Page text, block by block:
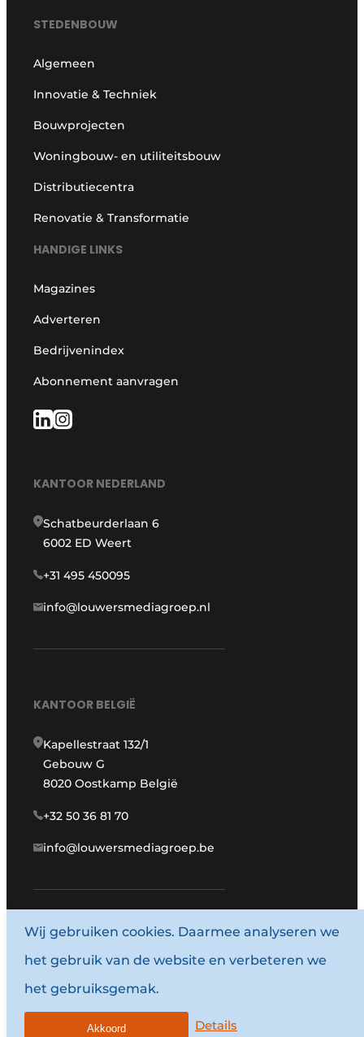
STEDENBOUW
Algemeen
Innovatie & Techniek
Bouwprojecten
Woningbouw- en utiliteitsbouw
Distributiecentra
Renovatie & Transformatie
HANDIGE LINKS
Magazines
Adverteren
Bedrijvenindex
Abonnement aanvragen
KANTOOR NEDERLAND
Schatbeurderlaan 6
6002 ED Weert
+31 495 450095
info@louwersmediagroep.nl
KANTOOR BELGIË
Kapellestraat 132/1
Gebouw G
8020 Oostkamp België
+32 50 36 81 70
info@louwersmediagroep.be
www.louwersmediagroep.com
© 1987 - 2026 Louwersmediagroep.
Algemene voorwaarden
Wij gebruiken cookies. Daarmee analyseren we
het gebruik van de website en verbeteren we
het gebruiksgemak.
Details
Akkoord